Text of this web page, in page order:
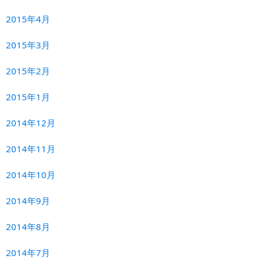
2015年4月
2015年3月
2015年2月
2015年1月
2014年12月
2014年11月
2014年10月
2014年9月
2014年8月
2014年7月